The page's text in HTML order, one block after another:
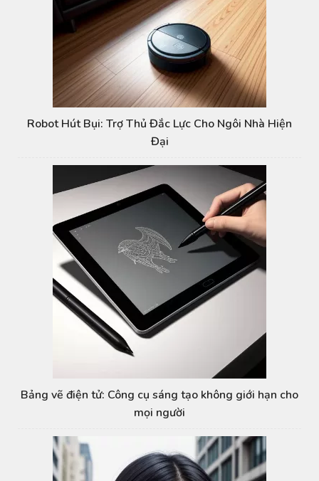
Robot Hút Bụi: Trợ Thủ Đắc Lực Cho Ngôi Nhà Hiện
Đại
Bảng vẽ điện tử: Công cụ sáng tạo không giới hạn cho
mọi người